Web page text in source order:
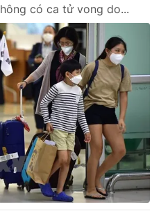
có ca tử vong do...